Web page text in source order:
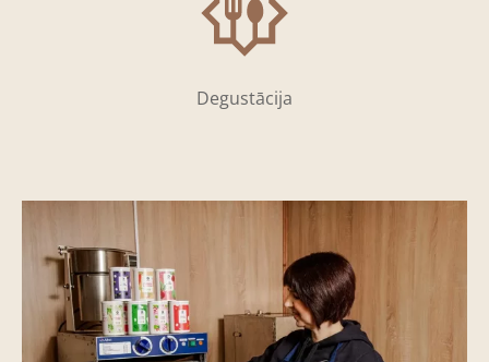
Degustācija